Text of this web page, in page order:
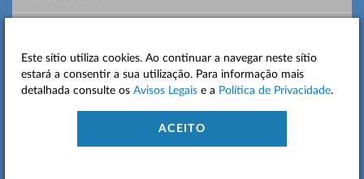
MAPA DO SITE
CONTACTOS
Este sítio utiliza cookies. Ao continuar a navegar neste sítio
estará a consentir a sua utilização. Para informação mais
detalhada consulte os Avisos Legais e a Política de Privacidade.
ACEITO